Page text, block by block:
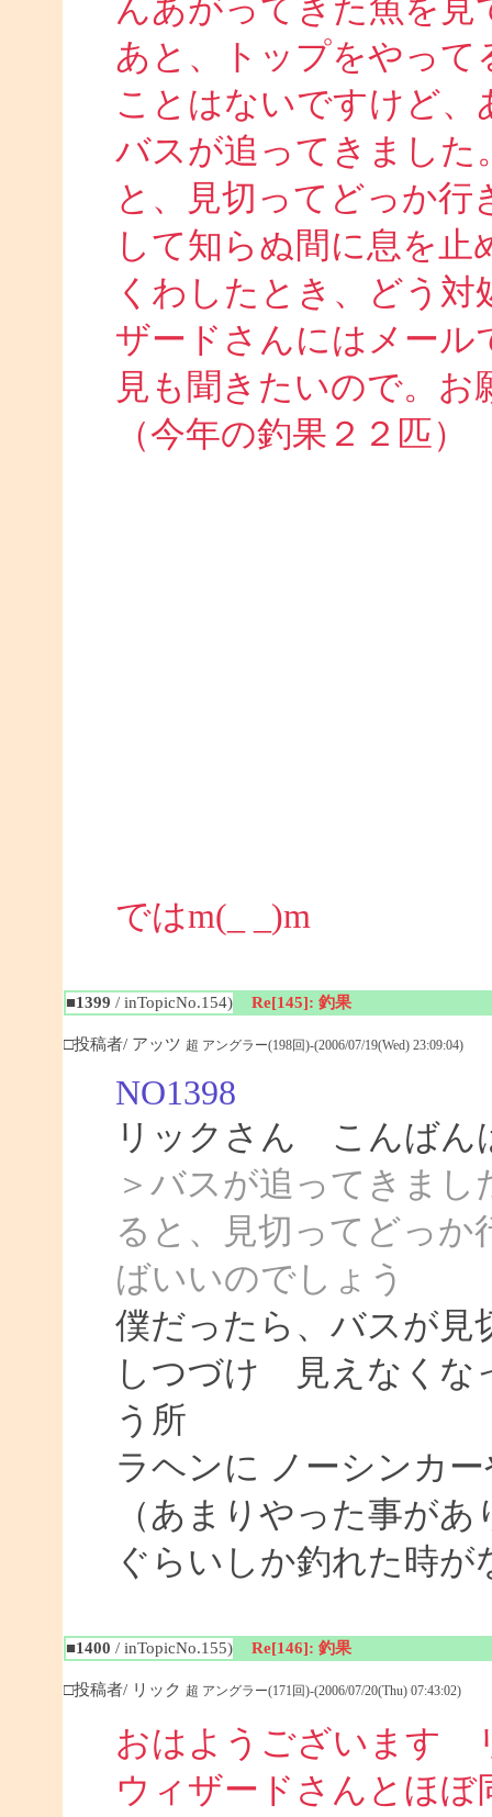
んあがってきた魚を
あと、トップをやって
ことはないですけど
バスが追ってきまし
と、見切ってどっか行
して知らぬ間に息を
くわしたとき、どう
ザードさんにはメール
見も聞きたいので。お
（今年の釣果２２匹）
ではm(_ _)m
■1399 / inTopicNo.154) Re[145]: 釣果
□投稿者/ アッツ 超 アングラー(198回)-(2006/07/19(Wed) 23:09:04)
NO1398
リックさん こんばん
＞バスが追ってきま
ると、見切ってどっか
ばいいのでしょう
僕だったら、バスが見
しつづけ 見えなくな
う所
ラヘンに ノーシンカ
（あまりやった事が
ぐらいしか釣れた時が
■1400 / inTopicNo.155) Re[146]: 釣果
□投稿者/ リック 超 アングラー(171回)-(2006/07/20(Thu) 07:43:02)
おはようございます
ウィザードさんとほぼ